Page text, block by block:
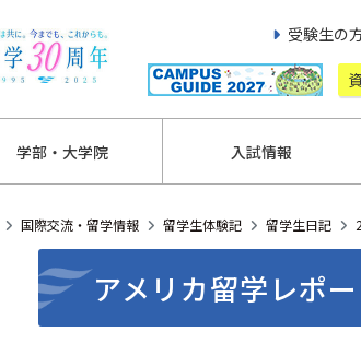
受験生の
学部・大学院 入試情報
国際交流・留学情報 留学生体験記 留学生日記
アメリカ留学レポ